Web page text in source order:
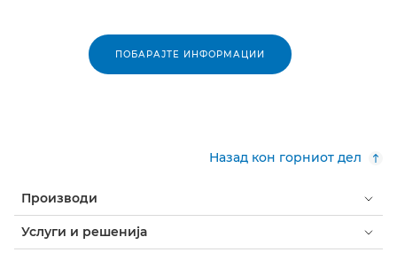
ПОБАРАЈТЕ ИНФОРМАЦИИ
Назад кон горниот дел
Производи
Услуги и решенија